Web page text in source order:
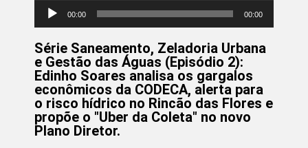
Tocador
de
áudio
00:00 00:00
Série Saneamento, Zeladoria Urbana
e Gestão das Águas (Episódio 2):
Edinho Soares analisa os gargalos
econômicos da CODECA, alerta para
o risco hídrico no Rincão das Flores e
propõe o "Uber da Coleta" no novo
Plano Diretor.